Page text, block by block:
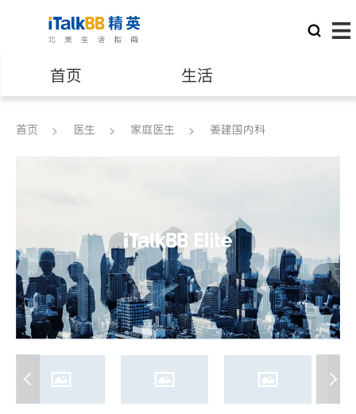
首页 生活
医生 律师
养老 非盈利组织
首页 医生 家庭医生 姜建国内科